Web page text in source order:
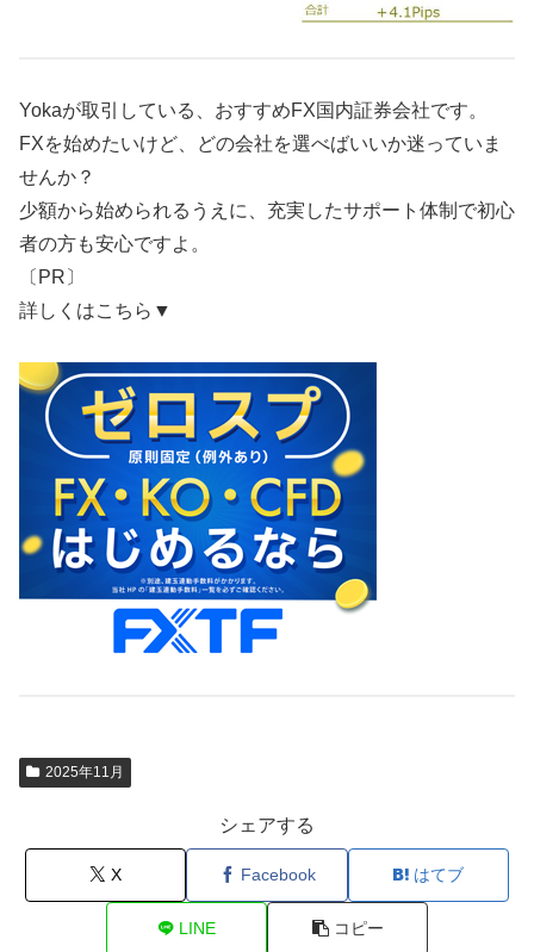
Yokaが取引している、おすすめFX国内証券会社です。
FXを始めたいけど、どの会社を選べばいいか迷っていま
せんか？
少額から始められるうえに、充実したサポート体制で初心
者の方も安心ですよ。
〔PR〕
詳しくはこちら▼
2025年11月
シェアする
X Facebook はてブ
LINE コピー